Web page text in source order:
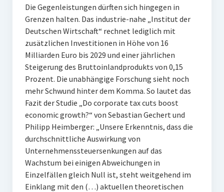
Die Gegenleistungen dürften sich hingegen in
Grenzen halten. Das industrie-nahe „Institut der
Deutschen Wirtschaft“ rechnet lediglich mit
zusätzlichen Investitionen in Höhe von 16
Milliarden Euro bis 2029 und einer jährlichen
Steigerung des Bruttoinlandprodukts von 0,15
Prozent. Die unabhängige Forschung sieht noch
mehr Schwund hinter dem Komma. So lautet das
Fazit der Studie „Do corporate tax cuts boost
economic growth?“ von Sebastian Gechert und
Philipp Heimberger: „Unsere Erkenntnis, dass die
durchschnittliche Auswirkung von
Unternehmenssteuersenkungen auf das
Wachstum bei einigen Abweichungen in
Einzelfällen gleich Null ist, steht weitgehend im
Einklang mit den (…) aktuellen theoretischen